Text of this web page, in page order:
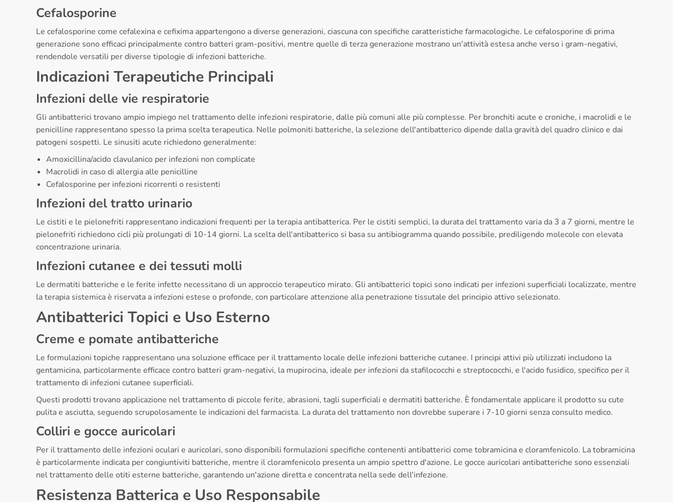
Cefalosporine
Le cefalosporine come cefalexina e cefixima appartengono a diverse generazioni, ciascuna con specifiche caratteristiche farmacologiche. Le cefalosporine di prima
generazione sono efficaci principalmente contro batteri gram-positivi, mentre quelle di terza generazione mostrano un'attività estesa anche verso i gram-negativi,
rendendole versatili per diverse tipologie di infezioni batteriche.
Indicazioni Terapeutiche Principali
Infezioni delle vie respiratorie
Gli antibatterici trovano ampio impiego nel trattamento delle infezioni respiratorie, dalle più comuni alle più complesse. Per bronchiti acute e croniche, i macrolidi e le
penicilline rappresentano spesso la prima scelta terapeutica. Nelle polmoniti batteriche, la selezione dell'antibatterico dipende dalla gravità del quadro clinico e dai
patogeni sospetti. Le sinusiti acute richiedono generalmente:
Amoxicillina/acido clavulanico per infezioni non complicate
Macrolidi in caso di allergia alle penicilline
Cefalosporine per infezioni ricorrenti o resistenti
Infezioni del tratto urinario
Le cistiti e le pielonefriti rappresentano indicazioni frequenti per la terapia antibatterica. Per le cistiti semplici, la durata del trattamento varia da 3 a 7 giorni, mentre le
pielonefriti richiedono cicli più prolungati di 10-14 giorni. La scelta dell'antibatterico si basa su antibiogramma quando possibile, prediligendo molecole con elevata
concentrazione urinaria.
Infezioni cutanee e dei tessuti molli
Le dermatiti batteriche e le ferite infette necessitano di un approccio terapeutico mirato. Gli antibatterici topici sono indicati per infezioni superficiali localizzate, mentre
la terapia sistemica è riservata a infezioni estese o profonde, con particolare attenzione alla penetrazione tissutale del principio attivo selezionato.
Antibatterici Topici e Uso Esterno
Creme e pomate antibatteriche
Le formulazioni topiche rappresentano una soluzione efficace per il trattamento locale delle infezioni batteriche cutanee. I principi attivi più utilizzati includono la
gentamicina, particolarmente efficace contro batteri gram-negativi, la mupirocina, ideale per infezioni da stafilococchi e streptococchi, e l'acido fusidico, specifico per il
trattamento di infezioni cutanee superficiali.
Questi prodotti trovano applicazione nel trattamento di piccole ferite, abrasioni, tagli superficiali e dermatiti batteriche. È fondamentale applicare il prodotto su cute
pulita e asciutta, seguendo scrupolosamente le indicazioni del farmacista. La durata del trattamento non dovrebbe superare i 7-10 giorni senza consulto medico.
Colliri e gocce auricolari
Per il trattamento delle infezioni oculari e auricolari, sono disponibili formulazioni specifiche contenenti antibatterici come tobramicina e cloramfenicolo. La tobramicina
è particolarmente indicata per congiuntiviti batteriche, mentre il cloramfenicolo presenta un ampio spettro d'azione. Le gocce auricolari antibatteriche sono essenziali
nel trattamento delle otiti esterne batteriche, garantendo un'azione diretta e concentrata nella sede dell'infezione.
Resistenza Batterica e Uso Responsabile